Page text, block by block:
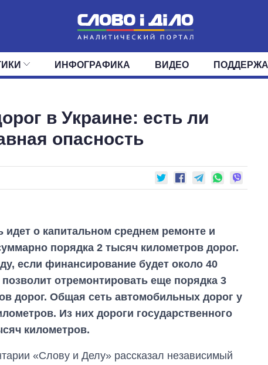
ПОЛИТИКА ЭКОНОМИКА ОБЩЕСТВО
ДЕПУТАТЫ КОМИТЕТЫ ФРАКЦИИ ОКРУГА
ИНФОГРАФИКА ВИДЕО
в Украине: есть ли
опасность
идет о капитальном среднем ремонте и
порядка 2 тысяч километров дорог.
если финансирование будет около 40
отремонтировать еще порядка 3
дорог. Общая сеть автомобильных дорог у
Из них дороги государственного
километров.
«Слову и Делу» рассказал независимый